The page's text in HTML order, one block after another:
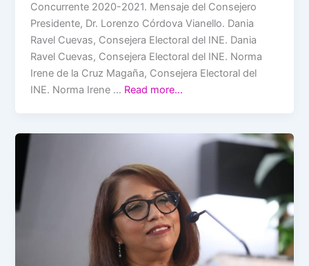
Concurrente 2020-2021. Mensaje del Consejero
Presidente, Dr. Lorenzo Córdova Vianello. Dania
Ravel Cuevas, Consejera Electoral del INE. Dania
Ravel Cuevas, Consejera Electoral del INE. Norma
Irene de la Cruz Magaña, Consejera Electoral del
INE. Norma Irene … Read more…